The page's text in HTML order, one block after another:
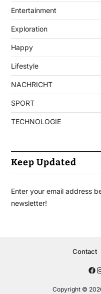
Entertainment
Exploration
Happy
Lifestyle
NACHRICHT
SPORT
TECHNOLOGIE
Keep Updated
Enter your email address
newsletter!
Copyright ©
Contact